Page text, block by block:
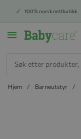
100% norsk nettbutikk
Hjem Barneutstyr